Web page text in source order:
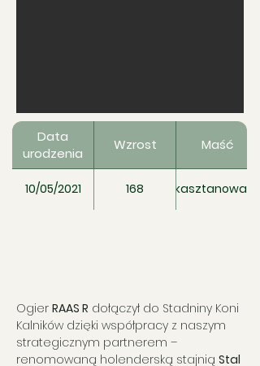
Data
urodzenia
Wzrost Maść
10/05/2021 168 kasztanowata
Ogier RAAS R dołączył do Stadniny Koni
Kalników dzięki współpracy z naszym
strategicznym partnerem –
renomowaną holenderską stajnią Stal